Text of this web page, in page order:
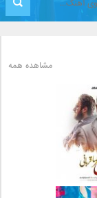
مشاهده همه